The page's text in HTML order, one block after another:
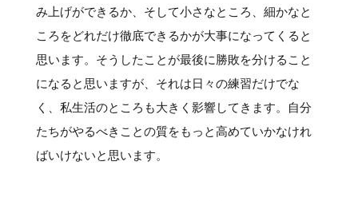
み上げができるか、そして小さなところ、細かなと
ころをどれだけ徹底できるかが大事になってくると
思います。そうしたことが最後に勝敗を分けること
になると思いますが、それは日々の練習だけでな
く、私生活のところも大きく影響してきます。自分
たちがやるべきことの質をもっと高めていかなけれ
ばいけないと思います。